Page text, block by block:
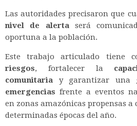
Las autoridades precisaron que
nivel de alertaserá
oportuna a la población.
Este trabajo articulado tiene
riesgos, fortalecer la
comunitaria y garantizar una
emergencias frente a eventos
en zonas amazónicas propensas a
determinadas épocas del año.